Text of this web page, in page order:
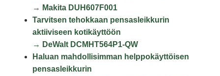
→ Makita DUH607F001
Tarvitsen tehokkaan pensasleikkurin
aktiiviseen kotikäyttöön
→ DeWalt DCMHT564P1-QW
Haluan mahdollisimman helppokäyttöisen
pensasleikkurin